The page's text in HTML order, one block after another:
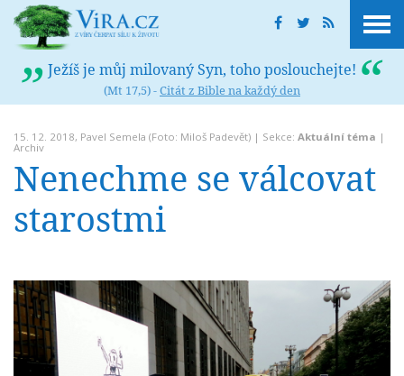
Ježíš je můj milovaný Syn, toho poslouchejte!
(Mt 17,5) -Citát z Bible na každý den
15. 12. 2018, Pavel Semela (Foto: Miloš Padevět) | Sekce: Aktuální téma |
Archiv
Nenechme se válcovat
starostmi